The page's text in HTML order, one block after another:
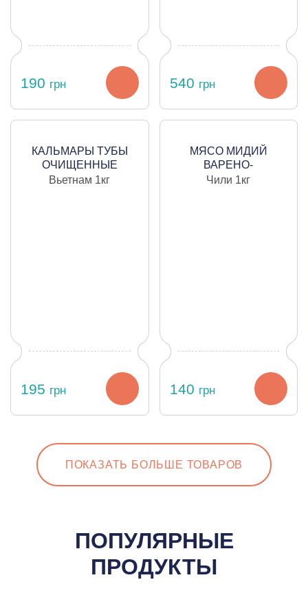
190 грн 540 грн
КАЛЬМАРЫ ТУБЫ
ОЧИЩЕННЫЕ
ЗАМОРОЖЕННЫЕ
Вьетнам 1кг
195 грн
МЯСО МИДИЙ
ВАРЕНО-
МОРОЖЕННОЕ В
Чили 1кг
140 грн
ПОКАЗАТЬ БОЛЬШЕ ТОВАРОВ
ПОПУЛЯРНЫЕ
ПРОДУКТЫ